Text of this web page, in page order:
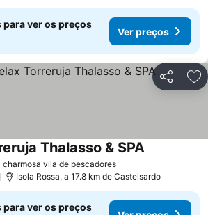
para ver os preços
Ver preços
Partilhar
charmosa vila de pescadoresVer preços
Thalasso & SPAVer preços
Isola Rossa, a 17.8 km de Castelsardo
para ver os preços